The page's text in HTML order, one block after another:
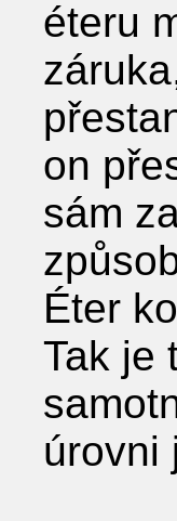
éteru
on
sám
Éter
Tak je
úrovni